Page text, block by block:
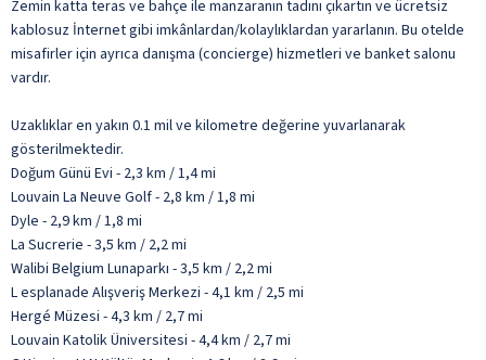
Zemin katta teras ve bahçe ile manzaranın tadını çıkartın ve ücretsiz
kablosuz İnternet gibi imkânlardan/kolaylıklardan yararlanın. Bu otelde
misafirler için ayrıca danışma (concierge) hizmetleri ve banket salonu
vardır.
Uzaklıklar en yakın 0.1 mil ve kilometre değerine yuvarlanarak
gösterilmektedir.
Doğum Günü Evi - 2,3 km / 1,4 mi
Louvain La Neuve Golf - 2,8 km / 1,8 mi
Dyle - 2,9 km / 1,8 mi
La Sucrerie - 3,5 km / 2,2 mi
Walibi Belgium Lunaparkı - 3,5 km / 2,2 mi
L esplanade Alışveriş Merkezi - 4,1 km / 2,5 mi
Hergé Müzesi - 4,3 km / 2,7 mi
Louvain Katolik Üniversitesi - 4,4 km / 2,7 mi